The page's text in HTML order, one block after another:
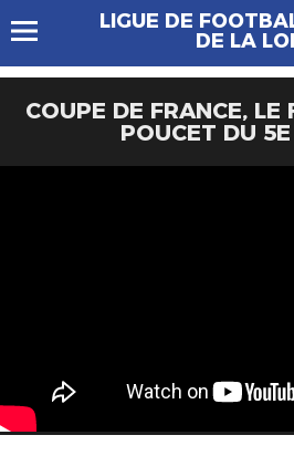
LIGUE DE
DE LA
COUPE DE FRANCE, LE
POUCET DU